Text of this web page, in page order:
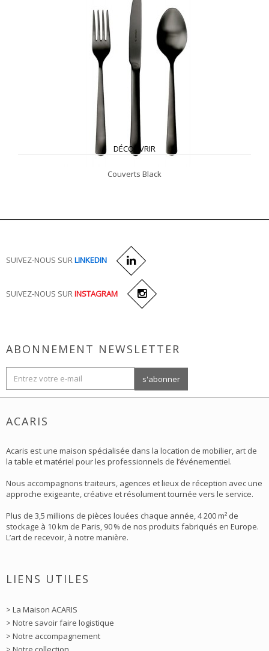
DÉCOUVRIR
Couverts Black
SUIVEZ-NOUS SURLINKEDIN
SUIVEZ-NOUS SUR INSTAGRAM
ABONNEMENT NEWSLETTER
ACARIS
Acaris est une maison spécialisée dans la location de mobilier, art de
la table et matériel pour les professionnels de l’événementiel.
Nous accompagnons traiteurs, agences et lieux de réception avec une
approche exigeante, créative et résolument tournée vers le service.
Plus de 3,5 millions de pièces louées chaque année, 4 200 m² de
stockage à 10 km de Paris, 90 % de nos produits fabriqués en Europe.
L’art de recevoir, à notre manière.
LIENS UTILES
> La Maison ACARIS
> Notre savoir faire logistique
> Notre accompagnement